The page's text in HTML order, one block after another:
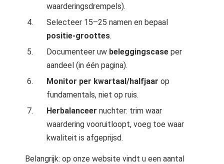
waarderingsdrempels).
Selecteer 15–25 namen en bepaal
positie-groottes.
Documenteer uw beleggingscase per
aandeel (in één pagina).
Monitor per kwartaal/halfjaar op
fundamentals, niet op ruis.
Herbalanceer nuchter: trim waar
waardering vooruitloopt, voeg toe waar
kwaliteit is afgeprijsd.
Belangrijk: op onze website vindt u een aantal